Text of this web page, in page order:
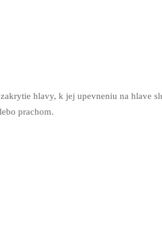
hlavy, k jej upevneniu na hlave
prachom.